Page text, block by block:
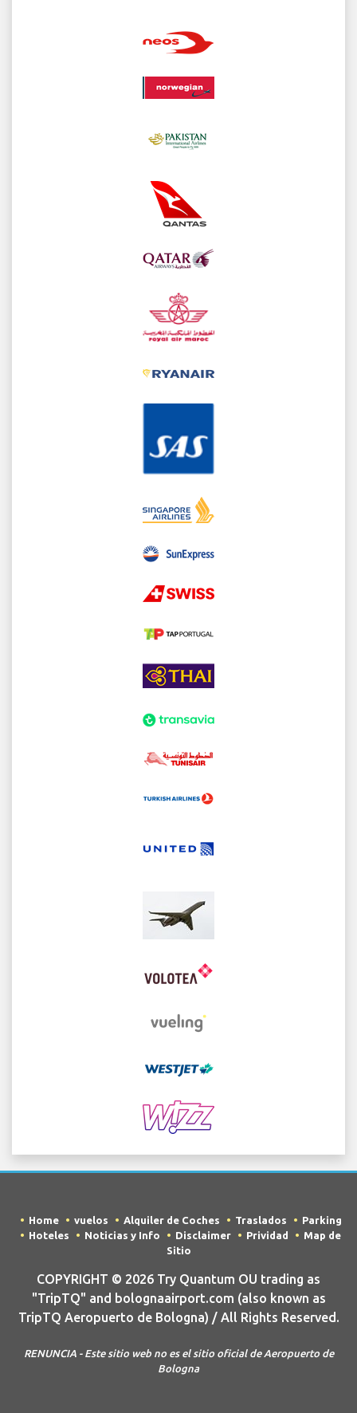
Home vuelos Alquiler de Coches Traslados
Parking
Hoteles
Noticias y Info Disclaimer Prividad
Map de
Sitio
COPYRIGHT © 2026 Try Quantum OU trading as
"TripTQ" and bolognaairport.com (also known as
TripTQ Aeropuerto de Bologna) / All Rights Reserved.
RENUNCIA - Este sitio web no es el sitio oficial de Aeropuerto de
Bologna